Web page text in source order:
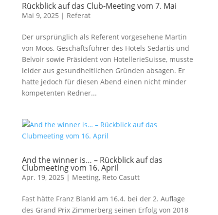
Rückblick auf das Club-Meeting vom 7. Mai
Mai 9, 2025 | Referat
Der ursprünglich als Referent vorgesehene Martin
von Moos, Geschäftsführer des Hotels Sedartis und
Belvoir sowie Präsident von HotellerieSuisse, musste
leider aus gesundheitlichen Gründen absagen. Er
hatte jedoch für diesen Abend einen nicht minder
kompetenten Redner...
And the winner is… – Rückblick auf das
Clubmeeting vom 16. April
Apr. 19, 2025 | Meeting, Reto Casutt
Fast hätte Franz Blankl am 16.4. bei der 2. Auflage
des Grand Prix Zimmerberg seinen Erfolg von 2018